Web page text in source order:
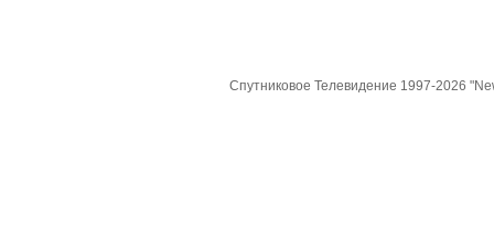
Спутниковое Телевидение 1997-2026